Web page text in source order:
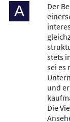
A
Der
stets
sei es
und
Die